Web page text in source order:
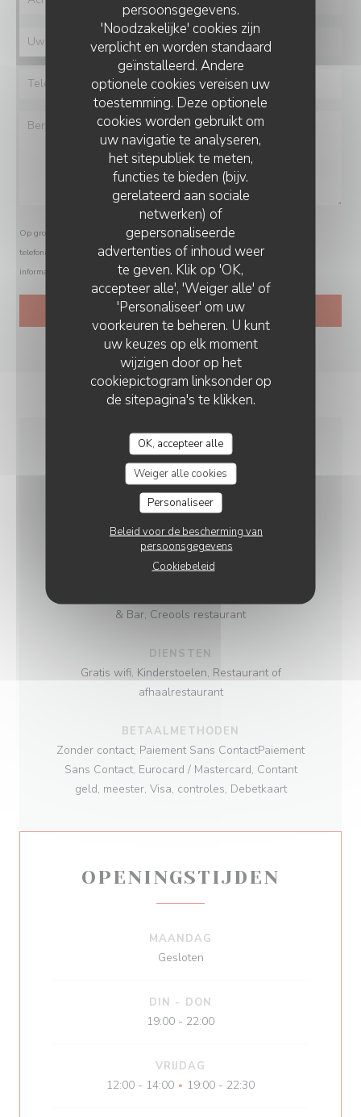
persoonsgegevens.
'Noodzakelijke' cookies zijn
verplicht en worden standaard
geïnstalleerd. Andere
optionele cookies vereisen uw
toestemming. Deze optionele
cookies worden gebruikt om
uw navigatie te analyseren,
het sitepubliek te meten,
functies te bieden (bijv.
gerelateerd aan sociale
netwerken) of
gepersonaliseerde
advertenties of inhoud weer
te geven. Klik op 'OK,
accepteer alle', 'Weiger alle' of
'Personaliseer' om uw
voorkeuren te beheren. U kunt
uw keuzes op elk moment
wijzigen door op het
cookiepictogram linksonder op
de sitepagina's te klikken.
OK, accepteer alle
Weiger alle cookies
Personaliseer
Beleid voor de bescherming van
persoonsgegevens
Cookiebeleid
Op grond van de privacywetgeving heeft u het recht om u af te melden voor
telefonische marketing via het Bel-me-niet Register:bel-me-niet.nl
informatie over hoe wij uw gegevens verwerken, zie onsprivacybeleid
ALGEMENE
INFORMATIE
KEUKEN
Food From Réunion , Antilliaanse, Creole
& Bar, Creools restaurant
DIENSTEN
Gratis wifi, Kinderstoelen, Restaurant of
afhaalrestaurant
BETAALMETHODEN
Zonder contact, Paiement Sans ContactPaiement
Sans Contact, Eurocard / Mastercard, Contant
geld, meester, Visa, controles, Debetkaart
OPENINGSTIJDEN
MAANDAG
Gesloten
DIN - DON
19:00 - 22:00
VRIJDAG
12:00 - 14:00 • 19:00 - 22:30